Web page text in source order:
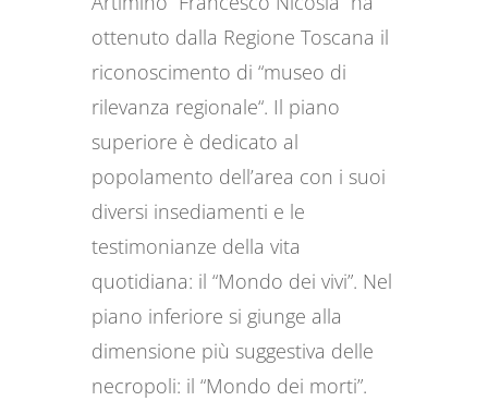
ottenuto dalla Regione Toscana il
riconoscimento di “museo di
rilevanza regionale“. Il piano
superiore è dedicato al
popolamento dell’area con i suoi
diversi insediamenti e le
testimonianze della vita
quotidiana: il “Mondo dei vivi”. Nel
piano inferiore si giunge alla
dimensione più suggestiva delle
necropoli: il “Mondo dei morti”.